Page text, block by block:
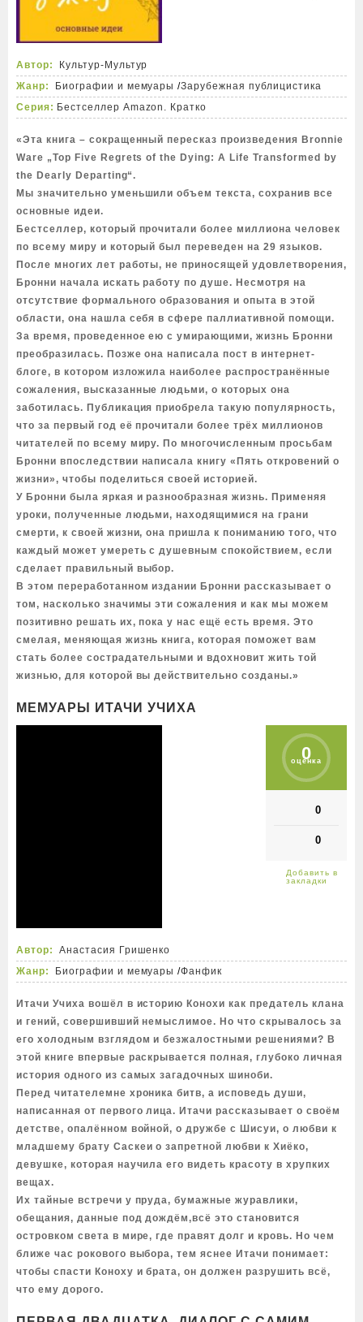
Автор:
Культур-Мультур
Жанр:
Биографии и мемуары /Зарубежная публицистика
Серия: Бестселлер Amazon. Кратко
«Эта книга – сокращенный пересказ произведения Bronnie
Ware „Top Five Regrets of the Dying: A Life Transformed by
the Dearly Departing“.
Мы значительно уменьшили объем текста, сохранив все
основные идеи.
Бестселлер, который прочитали более миллиона человек
по всему миру и который был переведен на 29 языков.
После многих лет работы, не приносящей удовлетворения,
Бронни начала искать работу по душе. Несмотря на
отсутствие формального образования и опыта в этой
области, она нашла себя в сфере паллиативной помощи.
За время, проведенное ею с умирающими, жизнь Бронни
преобразилась. Позже она написала пост в интернет-
блоге, в котором изложила наиболее распространённые
сожаления, высказанные людьми, о которых она
заботилась. Публикация приобрела такую популярность,
что за первый год её прочитали более трёх миллионов
читателей по всему миру. По многочисленным просьбам
Бронни впоследствии написала книгу «Пять откровений о
жизни», чтобы поделиться своей историей.
У Бронни была яркая и разнообразная жизнь. Применяя
уроки, полученные людьми, находящимися на грани
смерти, к своей жизни, она пришла к пониманию того, что
каждый может умереть с душевным спокойствием, если
сделает правильный выбор.
В этом переработанном издании Бронни рассказывает о
том, насколько значимы эти сожаления и как мы можем
позитивно решать их, пока у нас ещё есть время. Это
смелая, меняющая жизнь книга, которая поможет вам
стать более сострадательными и вдохновит жить той
жизнью, для которой вы действительно созданы.»
МЕМУАРЫ ИТАЧИ УЧИХА
0
оценка
0
0
Автор:
Анастасия Гришенко
Жанр:
Биографии и мемуары /Фанфик
Итачи Учиха вошёл в историю Конохи как предатель клана
и гений, совершивший немыслимое. Но что скрывалось за
его холодным взглядом и безжалостными решениями? В
этой книге впервые раскрывается полная, глубоко личная
история одного из самых загадочных шиноби.
Перед читателемне хроника битв, а исповедь души,
написанная от первого лица. Итачи рассказывает о своём
детстве, опалённом войной, о дружбе с Шисуи, о любви к
младшему брату Саскеи о запретной любви к Хиёко,
девушке, которая научила его видеть красоту в хрупких
вещах.
Их тайные встречи у пруда, бумажные журавлики,
обещания, данные под дождём,всё это становится
островком света в мире, где правят долг и кровь. Но чем
ближе час рокового выбора, тем яснее Итачи понимает:
чтобы спасти Коноху и брата, он должен разрушить всё,
что ему дорого.